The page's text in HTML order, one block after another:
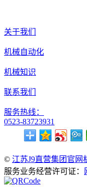
关于我们
机械自动化
机械知识
联系我们
服务热线：
0523-83723931
© 江苏J9直营集团官网
服务业务经营许可证：